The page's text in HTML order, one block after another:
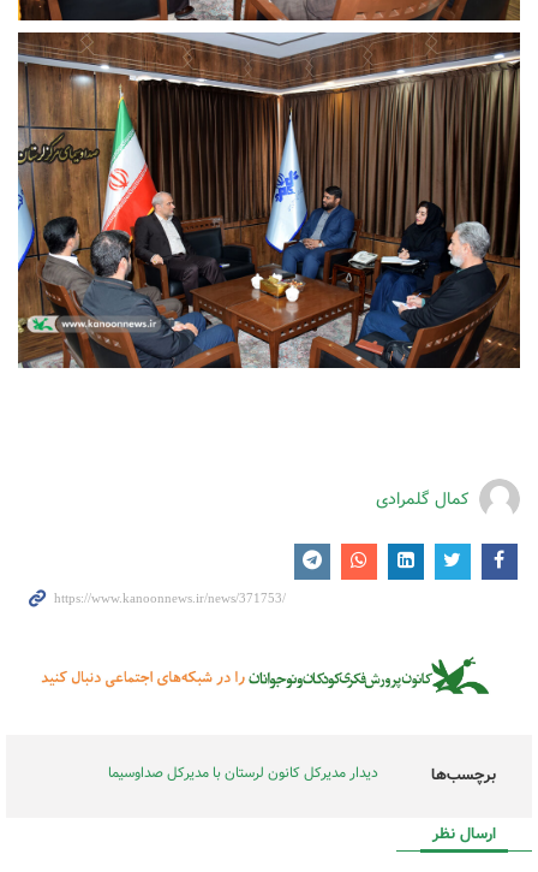
کمال گلمرادی
برچسب‌ها دیدار مدیرکل کانون لرستان با مدیرکل صداوسیما
ارسال نظر